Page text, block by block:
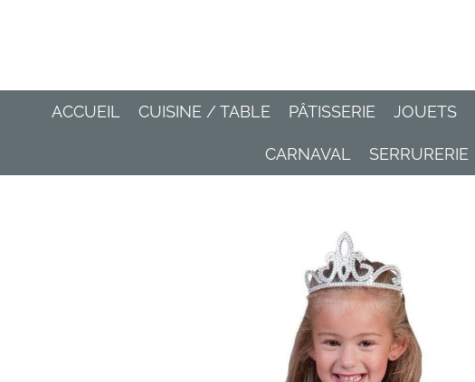
ACCUEIL CUISINE / TABLE PÂTISSERIE JOUETS
CARNAVAL SERRURERIE